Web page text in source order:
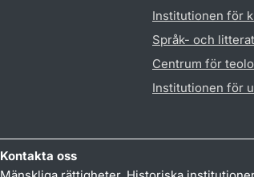
Institutionen för
Språk- och
Centrum för
Institutionen för
Kontakta oss